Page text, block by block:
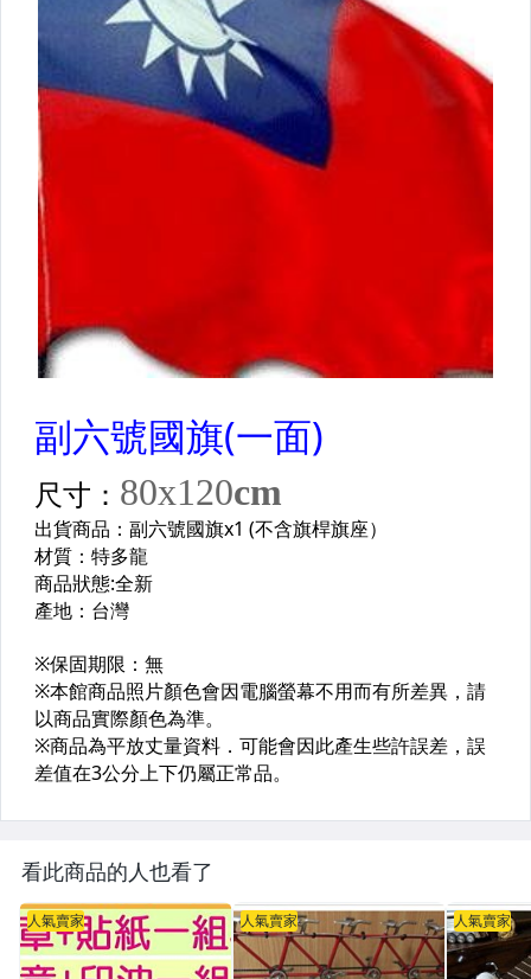
看此商品的人也看了
人氣賣家 人氣賣家 人氣賣家